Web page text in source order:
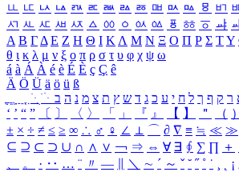
ㅥ ㅦ ㅧ ㅨ ㅩ ㅪ ㅫ ㅬ ㅭ ㅮ ㅯ ㅰ ㅱ ㅲ
ㅺ ㅻ ㅼ ㅽ ㅾ ㅿ ㆀ ㆁ ㆂ ㆃ ㆄ ㆅ ㆆ ㆇ
Α Β ΓΔ Ε Ζ Η Θ Ι ΚΛ Μ Ν Ξ Ο Π Ρ Σ ΤΥ
θ ι κ λ μ ν ξ ο π ρ σ τ υ φ χ ψ ω
á à Á À é è É È ç Ç ê
Ä Ö Ü ä ö ü ß
ִֶֹ ֻּ ׁׂ ר ק ף ך ל ח י ע כ ג ד ש ץ ת צ מ נ ה ב
‘ ’ “ ” 〔 〕 〈 〉 「 」 『 』 【 】 ＂ （ ）
± × ÷ ≠ ≤ ≥ ∞ ∴ ♂ ♀ ∠ ⊥ ⌒ ∂ ∇ ≡ ≒ ≪ ≫
⊆ ⊇ ⊂ ⊃ ∪ ∩ ∧ ∨ ￢ ⇒ ⇔ ∀ ∃ ∮ ∑ ∏ ＋
、
。 · ‥ … ¨ 〃 ― ＼ ∼ ´ ～ ˇ ˘ ˝ ˚ ˙ ¸ ¡